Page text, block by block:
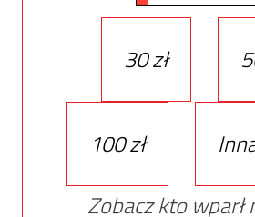
30 zł
100 zł
Zobacz kto wparł